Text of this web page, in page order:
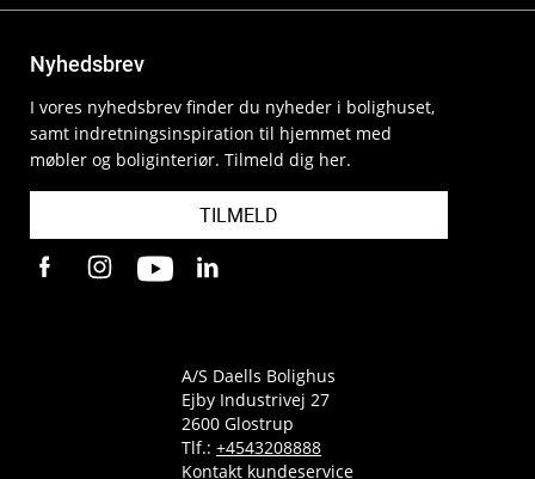
Nyhedsbrev
I vores nyhedsbrev finder du nyheder i bolighuset,
samt indretningsinspiration til hjemmet med
møbler og boliginteriør. Tilmeld dig her.
TILMELD
A/S Daells Bolighus
Ejby Industrivej 27
2600 Glostrup
Tlf.: +4543208888
Kontakt kundeservice